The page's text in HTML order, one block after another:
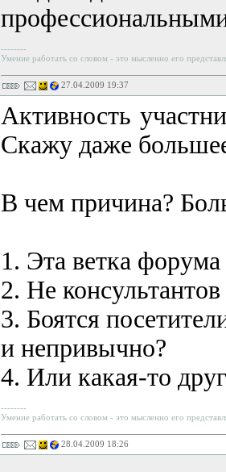
--------
Умение работать со словом - это мысленно его
27.04.2009 19:37
Активность
Скажу даже
В чем причина?
1. Эта ветка
2. Не
3. Боятся
и непривычно?
4. Или какая-то
--------
Умение работать со словом - это мысленно его
28.04.2009 18:26